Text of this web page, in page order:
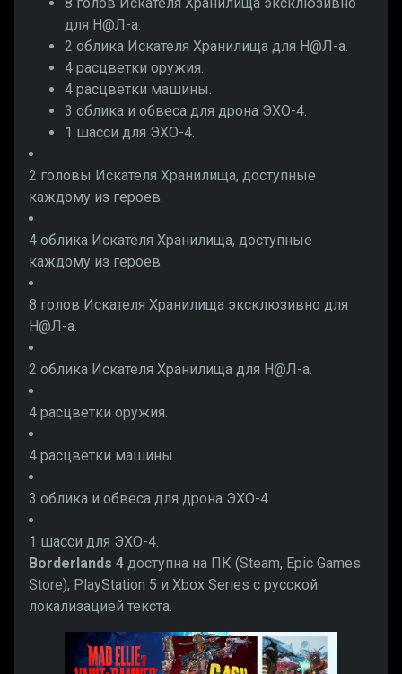
8 голов Искателя Хранилища эксклюзивно
для Н@Л-а.
2 облика Искателя Хранилища для Н@Л-а.
4 расцветки оружия.
4 расцветки машины.
3 облика и обвеса для дрона ЭХО-4.
1 шасси для ЭХО-4.
2 головы Искателя Хранилища, доступные
каждому из героев.
4 облика Искателя Хранилища, доступные
каждому из героев.
8 голов Искателя Хранилища эксклюзивно для
Н@Л-а.
2 облика Искателя Хранилища для Н@Л-а.
4 расцветки оружия.
4 расцветки машины.
3 облика и обвеса для дрона ЭХО-4.
1 шасси для ЭХО-4.
Borderlands 4 доступна на ПК (Steam, Epic Games
Store), PlayStation 5 и Xbox Series с русской
локализацией текста.